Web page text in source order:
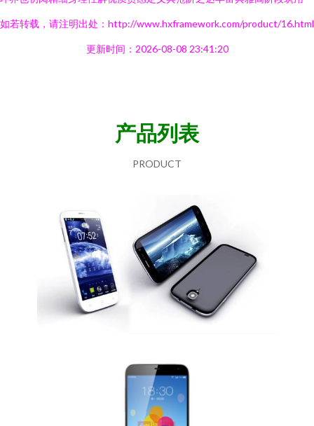
如若转载，请注明出处：http://www.hxframework.com/product/16.html
更新时间：2026-08-08 23:41:20
产品列表
PRODUCT